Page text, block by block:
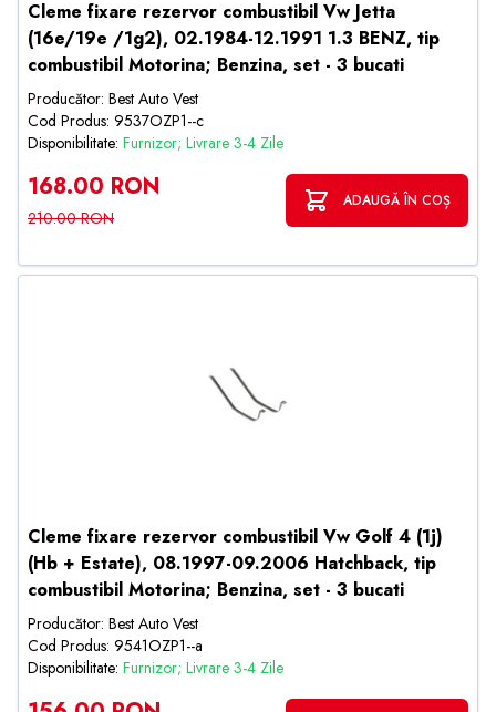
Cleme fixare rezervor combustibil Vw Jetta
(16e/19e /1g2), 02.1984-12.1991 1.3 BENZ, tip
combustibil Motorina; Benzina, set - 3 bucati
Producător: Best Auto Vest
Cod Produs: 9537OZP1--c
Disponibilitate: Furnizor; Livrare 3-4 Zile
168.00 RON
210.00 RON
ADAUGĂ ÎN COȘ
Cleme fixare rezervor combustibil Vw Golf 4 (1j)
(Hb + Estate), 08.1997-09.2006 Hatchback, tip
combustibil Motorina; Benzina, set - 3 bucati
Producător: Best Auto Vest
Cod Produs: 9541OZP1--a
Disponibilitate: Furnizor; Livrare 3-4 Zile